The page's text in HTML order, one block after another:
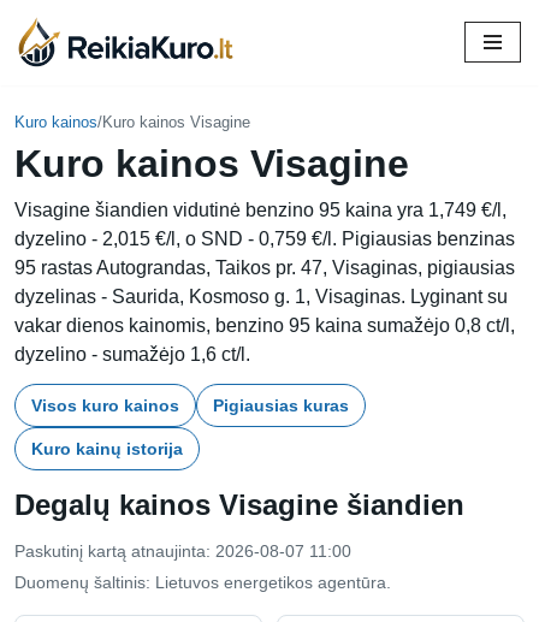
Skip
content
Kuro kainos/Kuro kainos Visagine
Kuro kainos Visagine
Visagine šiandien vidutinė benzino 95 kaina yra 1,749 €/l,
dyzelino - 2,015 €/l, o SND - 0,759 €/l. Pigiausias benzinas
95 rastas Autograndas, Taikos pr. 47, Visaginas, pigiausias
dyzelinas - Saurida, Kosmoso g. 1, Visaginas. Lyginant su
vakar dienos kainomis, benzino 95 kaina sumažėjo 0,8 ct/l,
dyzelino - sumažėjo 1,6 ct/l.
Visos kuro kainos Pigiausias kuras
Kuro kainų istorija
Degalų kainos Visagine šiandien
Paskutinį kartą atnaujinta: 2026-08-07 11:00
Duomenų šaltinis: Lietuvos energetikos agentūra.